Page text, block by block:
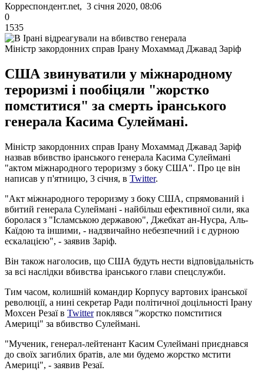
Корреспондент.net, 3 січня 2020, 08:06
0
1535
Міністр закордонних справ Ірану Мохаммад Джавад Заріф
США звинуватили у міжнародному
тероризмі і пообіцяли "жорстко
помститися" за смерть іранського
генерала Касима Сулеймані.
Міністр закордонних справ Ірану Мохаммад Джавад Заріф
назвав вбивство іранського генерала Касима Сулеймані
"актом міжнародного тероризму з боку США". Про це він
написав у п'ятницю, 3 січня, в Twitter.
"Акт міжнародного тероризму з боку США, спрямований і
вбитий генерала Сулеймані - найбільш ефективної сили, яка
боролася з "Ісламською державою", Джебхат ан-Нусра, Аль-
Каїдою та іншими, - надзвичайно небезпечний і є дурною
ескалацією", - заявив Заріф.
Він також наголосив, що США будуть нести відповідальність
за всі наслідки вбивства іранського глави спецслужби.
Тим часом, колишній командир Корпусу вартових іранської
революції, а нині секретар Ради політичної доцільності Ірану
Мохсен Резаї в Twitterпоклявся "жорстко помститися
Америці" за вбивство Сулеймані.
"Мученик, генерал-лейтенант Касим Сулеймані приєднався
до своїх загиблих братів, але ми будемо жорстко мстити
Америці", - заявив Резаї.